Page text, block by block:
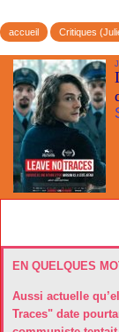
accueil Critiques
EN QUELQUES
Aussi actuelle
Traces" date